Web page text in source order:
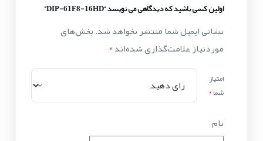
اولین کسی باشید که دیدگاهی می نویسد “DIP-61F8-16HD”
نشانی ایمیل شما منتشر نخواهد شد.بخش‌های
موردنیاز علامت‌گذاری شده‌اند*
امتیاز
شما*
نام